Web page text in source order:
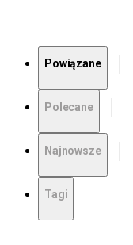
Powiązane
Polecane
Najnowsze
Tagi